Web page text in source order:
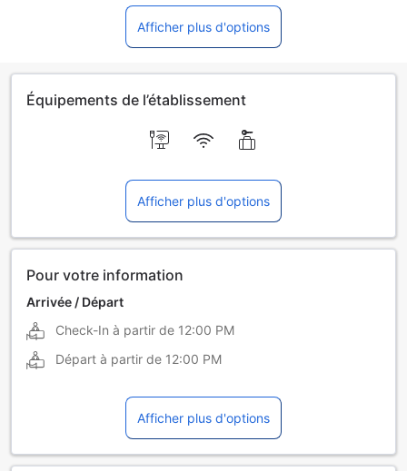
Afficher plus d'options
Équipements de l’établissement
Afficher plus d'options
Pour votre information
Arrivée / Départ
Check-In à partir de 12:00 PM
Départ à partir de 12:00 PM
Afficher plus d'options